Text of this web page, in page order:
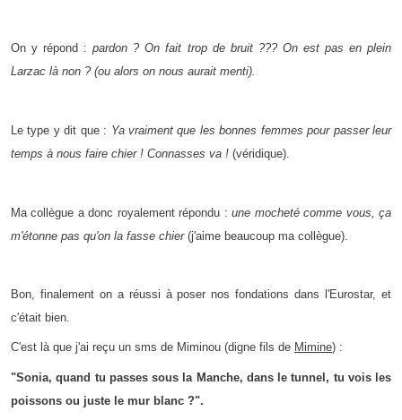
On y répond : pardon ? On fait trop de bruit ??? On est pas en plein
Larzac là non ? (ou alors on nous aurait menti).
Le type y dit que : Ya vraiment que les bonnes femmes pour passer leur
temps à nous faire chier ! Connasses va ! (véridique).
Ma collègue a donc royalement répondu :une mocheté comme vous, ça
m'étonne pas qu'on la fasse chier(j'aime beaucoup ma collègue).
Bon, finalement on a réussi à poser nos fondations dans l'Eurostar, et
c'était bien.
C'est là que j'ai reçu un sms de Miminou (digne fils de Mimine) :
"Sonia, quand tu passes sous la Manche, dans le tunnel, tu vois les
poissons ou juste le mur blanc ?".